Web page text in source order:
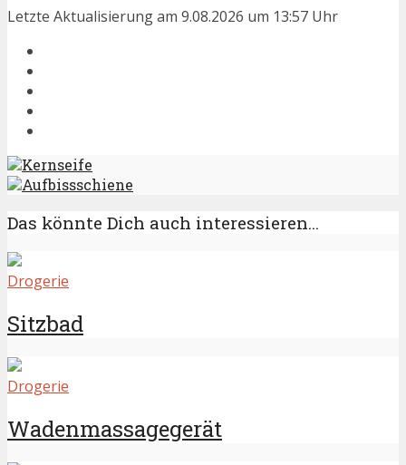
Letzte Aktualisierung am 9.08.2026 um 13:57 Uhr
Kernseife
Aufbissschiene
Das könnte Dich auch interessieren...
Drogerie
Sitzbad
Drogerie
Wadenmassagegerät